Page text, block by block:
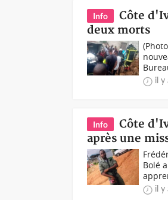
Info
Côte
deux morts
il y
Info
Côte
après une
Bolé
il y